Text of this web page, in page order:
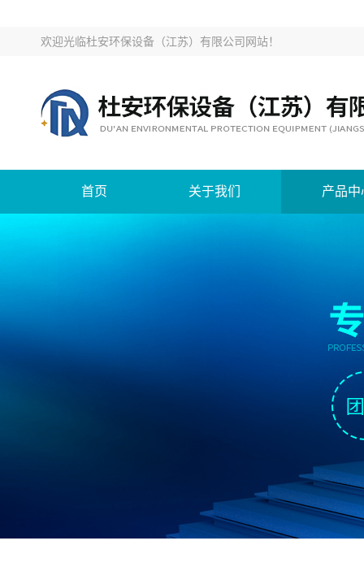
欢迎光临杜安环保设备（江苏）有限公司网站！
首页 关于我们 产品中